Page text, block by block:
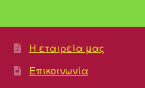
Η εταιρεία μας
Επικοινωνία